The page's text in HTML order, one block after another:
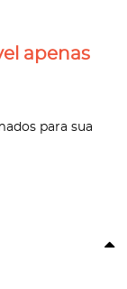
apenas
para sua